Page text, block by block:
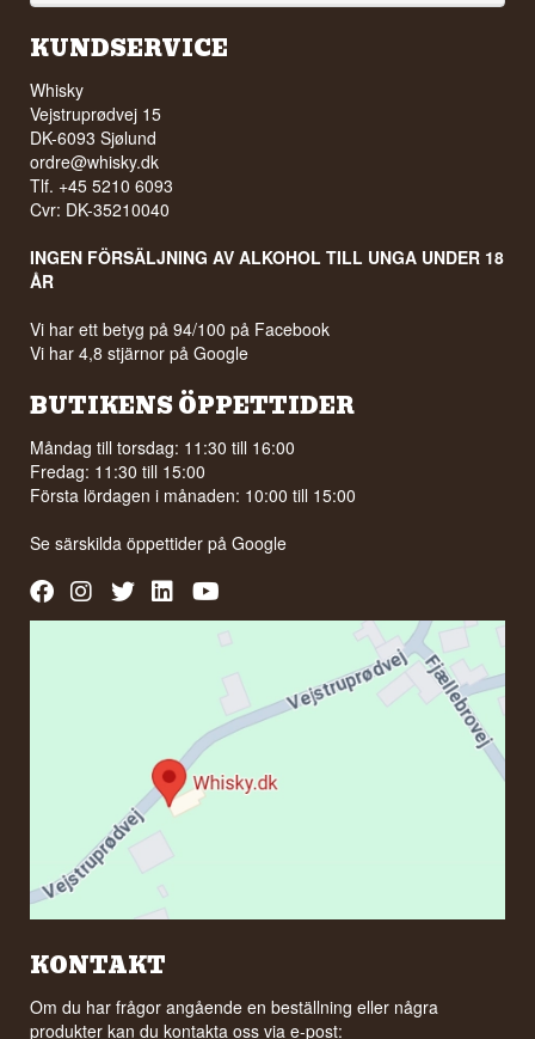
KUNDSERVICE
Whisky
Vejstruprødvej 15
DK-6093 Sjølund
ordre@whisky.dk
Tlf. +45 5210 6093
Cvr: DK-35210040
INGEN FÖRSÄLJNING AV ALKOHOL TILL UNGA UNDER 18
ÅR
Vi har ett betyg på 94/100 på Facebook
Vi har 4,8 stjärnor på Google
BUTIKENS ÖPPETTIDER
Måndag till torsdag: 11:30 till 16:00
Fredag: 11:30 till 15:00
Första lördagen i månaden: 10:00 till 15:00
Se särskilda öppettider påGoogle
KONTAKT
Om du har frågor angående en beställning eller några
produkter kan du kontakta oss via e-post: